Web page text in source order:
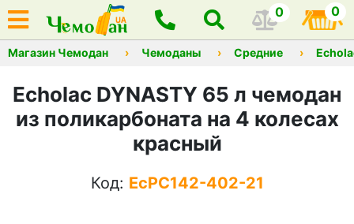
0 0
Магазин Чемодан Чемоданы Средние
Echolac DYNASTY 65 л чемодан
из поликарбоната на 4 колесах
красный
Код: EcPC142-402-21